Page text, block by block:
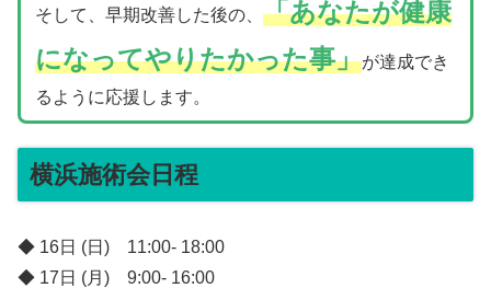
そして、早期改善した後の、 「あなたが健康
になってやりたかった事」が達成でき
るように応援します。
横浜施術会日程
◆ 16日 (日) 11:00- 18:00
◆ 17日 (月) 9:00- 16:00